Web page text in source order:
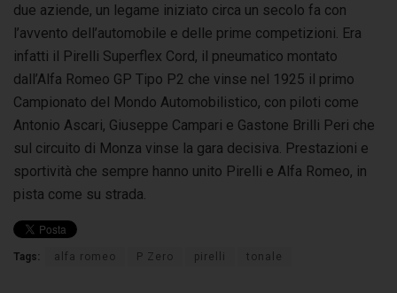
due aziende, un legame iniziato circa un secolo fa con
l’avvento dell’automobile e delle prime competizioni. Era
infatti il Pirelli Superflex Cord, il pneumatico montato
dall’Alfa Romeo GP Tipo P2 che vinse nel 1925 il primo
Campionato del Mondo Automobilistico, con piloti come
Antonio Ascari, Giuseppe Campari e Gastone Brilli Peri che
sul circuito di Monza vinse la gara decisiva. Prestazioni e
sportività che sempre hanno unito Pirelli e Alfa Romeo, in
pista come su strada.
Tags: alfa romeo P Zero pirelli tonale